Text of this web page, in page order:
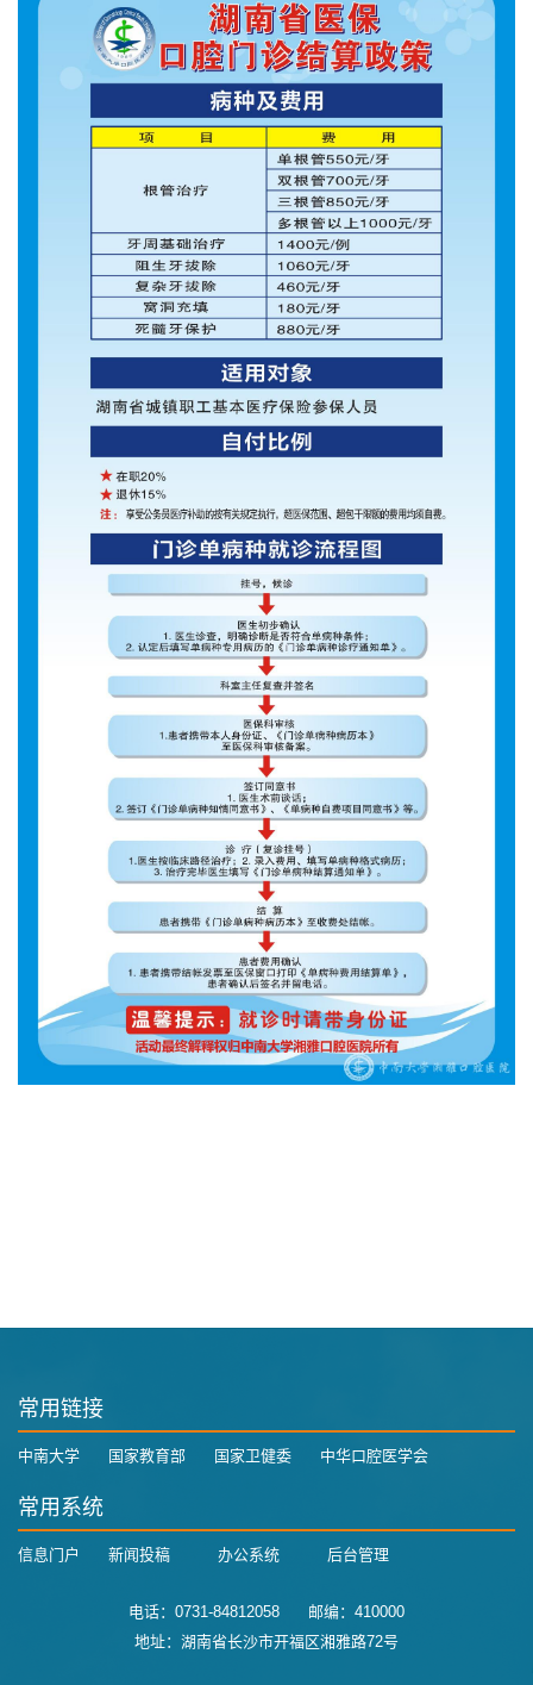
常用链接
中南大学 国家教育部 国家卫健委 中华口腔医学会
常用系统
信息门户 新闻投稿 办公系统 后台管理
电话：0731-84812058 邮编：410000
地址：湖南省长沙市开福区湘雅路72号